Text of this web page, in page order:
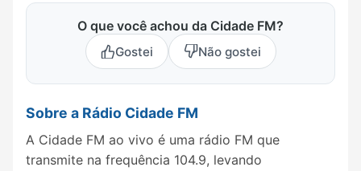
O que você achou da Cidade FM?
Gostei Não gostei
Sobre a Rádio Cidade FM
A Cidade FM ao vivo é uma rádio FM que
transmite na frequência 104.9, levando